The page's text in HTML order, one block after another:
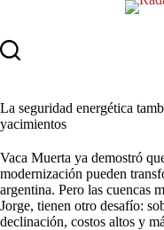
contenido
La seguridad energética
yacimientos
Vaca Muerta ya demostró
modernización pueden
argentina. Pero las cuencas
Jorge, tienen otro desafío:
declinación, costos altos y